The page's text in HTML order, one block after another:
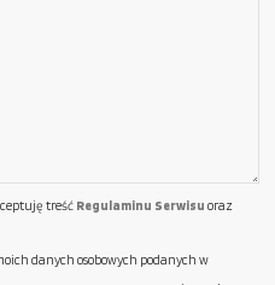
treść Regulaminu Serwisu oraz
danych osobowych podanych w